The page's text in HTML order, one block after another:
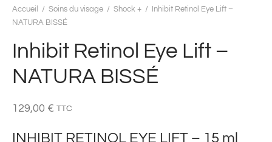
Accueil / Soins du visage / Shock + /
Inhibit Retinol Eye Lift –
NATURA BISSÉ
Inhibit Retinol Eye Lift –
NATURA BISSÉ
129,00 € TTC
INHIBIT RETINOL EYE LIFT – 15 ml